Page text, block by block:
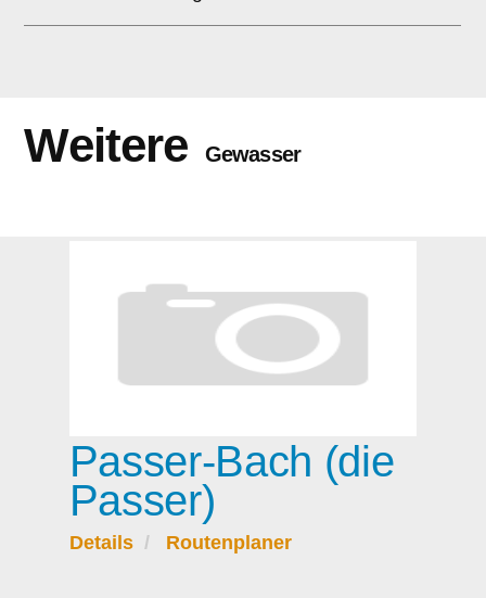
Weitere Gewasser
Passer-Bach (die
Passer)
Details Routenplaner